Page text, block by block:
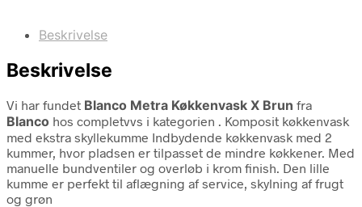
Beskrivelse
Beskrivelse
Vi har fundet Blanco Metra Køkkenvask X Brun fra
Blanco hos completvvs i kategorien . Komposit køkkenvask
med ekstra skyllekumme Indbydende køkkenvask med 2
kummer, hvor pladsen er tilpasset de mindre køkkener. Med
manuelle bundventiler og overløb i krom finish. Den lille
kumme er perfekt til aflægning af service, skylning af frugt
og grøn